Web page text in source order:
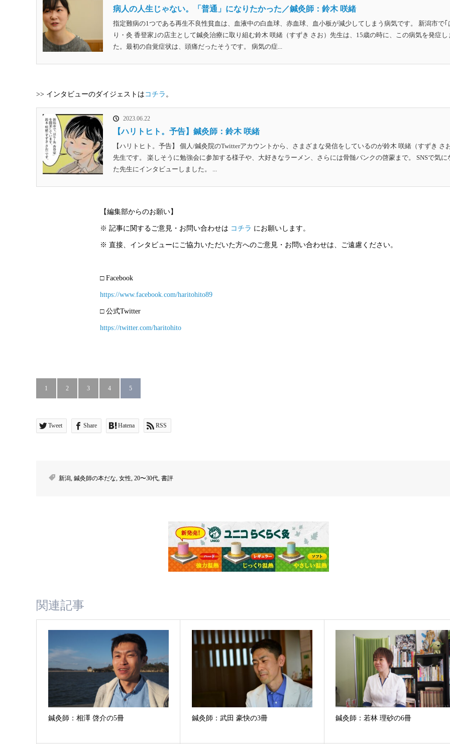
病人の人生じゃない。「普通」になりたかった／鍼灸師：鈴木 咲緒
指定難病の1つである再生不良性貧血は、血液中の白血球、赤血球、血小板が減少してしまう病気です。 新潟市で｢
り・灸 香登家｣の店主として鍼灸治療に取り組む鈴木 咲緒（すずき さお）先生は、15歳の時に、この病気を発症し
た。最初の自覚症状は、頭痛だったそうです。 病気の症...
>> インタビューのダイジェストは コチラ 。
2023.06.22
【ハリトヒト。予告】鍼灸師：鈴木 咲緒
【ハリトヒト。予告】 個人/鍼灸院のTwitterアカウントから、さまざまな発信をしているのが鈴木 咲緒（すずき さ
先生です。 楽しそうに勉強会に参加する様子や、大好きなラーメン、さらには骨髄バンクの啓蒙まで。 SNSで気に
た先生にインタビューしました。 ...
【編集部からのお願い】
※ 記事に関するご意見・お問い合わせは コチラ にお願いします。
※ 直接、インタビューにご協力いただいた方へのご意見・お問い合わせは、ご遠慮ください。
□ Facebook
https://www.facebook.com/haritohito89
□ 公式Twitter
https://twitter.com/haritohito
1 2 3 4 5
Tweet Share Hatena RSS
新潟 鍼灸師の本だな 女性 20〜30代 書評
関連記事
鍼灸師：相澤 啓介の5冊 鍼灸師：武田 豪快の3冊 鍼灸師：若林 理砂の6冊